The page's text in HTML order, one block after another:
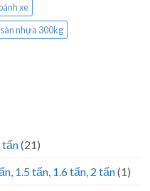
xe
nhựa 300kg
tấn(21)
1.5 tấn, 1.6 tấn, 2 tấn(1)